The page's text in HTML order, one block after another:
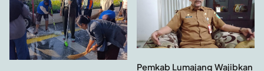
Pemkab Lumajang Wajibkan